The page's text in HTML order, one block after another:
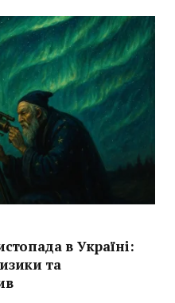
в Україні:
та